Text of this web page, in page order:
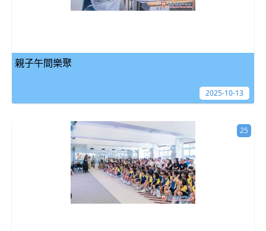
親子午間樂聚
2025-10-13
25